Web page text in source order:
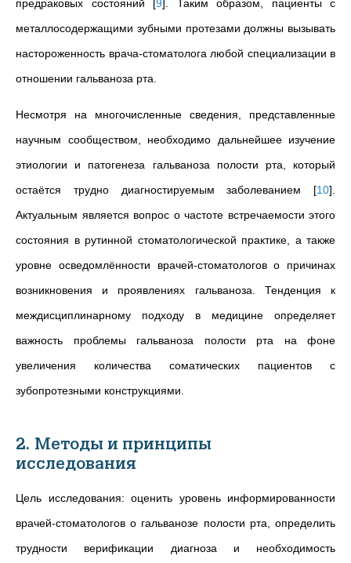
предраковых состояний 9
. Таким образом, пациенты с
металлосодержащими зубными протезами должны вызывать
настороженность врача-стоматолога любой специализации в
отношении гальваноза рта.
Несмотря на многочисленные сведения, представленные
научным сообществом, необходимо дальнейшее изучение
этиологии и патогенеза гальваноза полости рта, который
остаётся трудно диагностируемым заболеванием [10]
Актуальным является вопрос о частоте встречаемости этого
состояния в рутинной стоматологической практике, а также
уровне осведомлённости врачей-стоматологов о причинах
возникновения и проявлениях гальваноза. Тенденция к
междисциплинарному подходу в медицине определяет
важность проблемы гальваноза полости рта на фоне
увеличения количества соматических пациентов с
зубопротезными конструкциями.
2. Методы и принципы
исследования
Цель исследования: оценить уровень информированности
врачей-стоматологов о гальванозе полости рта, определить
трудности верификации диагноза и необходимость